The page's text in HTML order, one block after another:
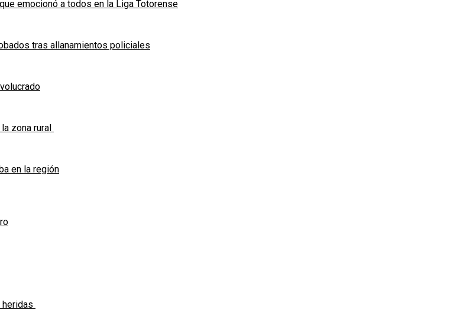
emocionó a todos en la Liga Totorense
tras allanamientos policiales
zona rural
en la región